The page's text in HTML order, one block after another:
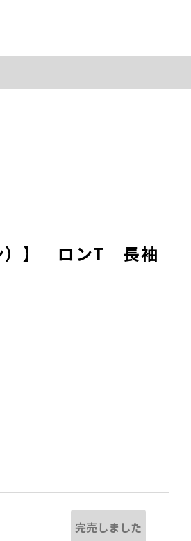
）】 ロンT 長袖
完売しました